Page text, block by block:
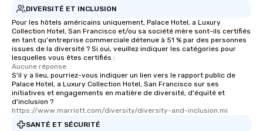
interactive
along the way
ensuring there is
experiences offer the
several renowned
convenient outing,
and your guests
DIVERSITÉ ET INCLUSION
Pour les hôtels américains uniquement, Palace Hotel, a Luxury
Collection Hotel, San Francisco et/ou sa société mère sont-ils certifiés
en tant qu'entreprise commerciale détenue à 51 % par des personnes
issues de la diversité ? Si oui, veuillez indiquer les catégories pour
lesquelles vous êtes certifiés :
Aucune réponse.
S'il y a lieu, pourriez-vous indiquer un lien vers le rapport public de
Palace Hotel, a Luxury Collection Hotel, San Francisco sur ses
initiatives et engagements en matière de diversité, d'équité et
d'inclusion ?
https://www.marriott.com/diversity/diversity-and-inclusion.mi
SANTÉ ET SÉCURITÉ